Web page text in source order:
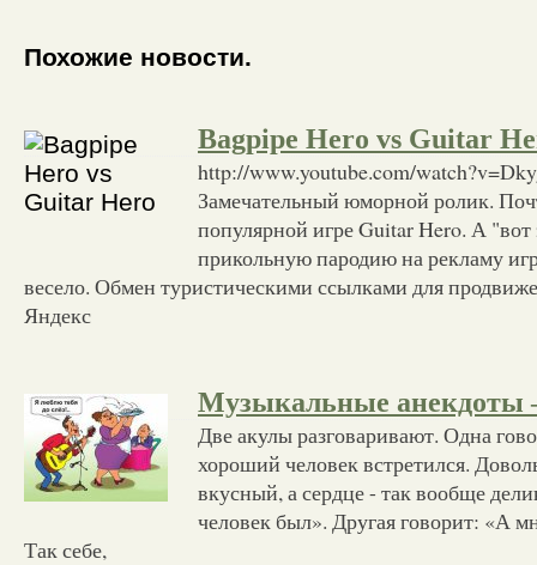
Похожие новости.
Bagpipe Hero vs Guitar
http://www.youtube.com/
Замечательный юморной ролик.
популярной игре Guitar Hero. А "вот
прикольную пародию на рекламу
весело. Обмен туристическими ссылками для
Яндекс
Музыкальные анекдоты
Две акулы разговаривают. Одна
хороший человек встретился.
вкусный, а сердце - так вообще
человек был». Другая говорит: «А
Так себе,